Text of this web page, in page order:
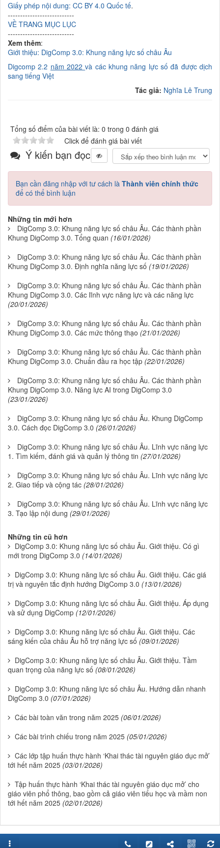
Giấy phép nội dung: CC BY 4.0 Quốc tế.
---------------------------
VỀ TRANG MỤC LỤC
---------------------------
Xem thêm:
Giới thiệu: DigComp 3.0: Khung năng lực số châu Âu
Digcomp 2.2 năm 2022và các khung năng lực số đã được dịch
sang tiếng Việt
Tác giả: Nghĩa Lê Trung
Tổng số điểm của bài viết là: 0 trong 0 đánh giá
Click để đánh giá bài viết
Ý kiến bạn đọc
Bạn cần đăng nhập với tư cách là Thành viên chính thức
để có thể bình luận
Những tin mới hơn
DigComp 3.0: Khung năng lực số châu Âu. Các thành phần
Khung DigComp 3.0. Tổng quan (16/01/2026)
DigComp 3.0: Khung năng lực số châu Âu. Các thành phần
Khung DigComp 3.0. Định nghĩa năng lực số (19/01/2026)
DigComp 3.0: Khung năng lực số châu Âu. Các thành phần
Khung DigComp 3.0. Các lĩnh vực năng lực và các năng lực
(20/01/2026)
DigComp 3.0: Khung năng lực số châu Âu. Các thành phần
Khung DigComp 3.0. Các mức thông thạo (21/01/2026)
DigComp 3.0: Khung năng lực số châu Âu. Các thành phần
Khung DigComp 3.0. Chuẩn đầu ra học tập (22/01/2026)
DigComp 3.0: Khung năng lực số châu Âu. Các thành phần
Khung DigComp 3.0. Năng lực AI trong DigComp 3.0
(23/01/2026)
DigComp 3.0: Khung năng lực số châu Âu. Khung DigComp
3.0. Cách đọc DigComp 3.0 (26/01/2026)
DigComp 3.0: Khung năng lực số châu Âu. Lĩnh vực năng lực
1. Tìm kiếm, đánh giá và quản lý thông tin (27/01/2026)
DigComp 3.0: Khung năng lực số châu Âu. Lĩnh vực năng lực
2. Giao tiếp và cộng tác (28/01/2026)
DigComp 3.0: Khung năng lực số châu Âu. Lĩnh vực năng lực
3. Tạo lập nội dung (29/01/2026)
Những tin cũ hơn
DigComp 3.0: Khung năng lực số châu Âu. Giới thiệu. Có gì
mới trong DigComp 3.0 (14/01/2026)
DigComp 3.0: Khung năng lực số châu Âu. Giới thiệu. Các giá
trị và nguyên tắc định hướng DigComp 3.0 (13/01/2026)
DigComp 3.0: Khung năng lực số châu Âu. Giới thiệu. Áp dụng
và sử dụng DigComp (12/01/2026)
DigComp 3.0: Khung năng lực số châu Âu. Giới thiệu. Các
sáng kiến của châu Âu hỗ trợ năng lực số (09/01/2026)
DigComp 3.0: Khung năng lực số châu Âu. Giới thiệu. Tầm
quan trọng của năng lực số (08/01/2026)
DigComp 3.0: Khung năng lực số châu Âu. Hướng dẫn nhanh
DigComp 3.0 (07/01/2026)
Các bài toàn văn trong năm 2025 (06/01/2026)
Các bài trình chiếu trong năm 2025 (05/01/2026)
Các lớp tập huấn thực hành ‘Khai thác tài nguyên giáo dục mở’
tới hết năm 2025 (03/01/2026)
Tập huấn thực hành ‘Khai thác tài nguyên giáo dục mở’ cho
giáo viên phổ thông, bao gồm cả giáo viên tiểu học và mầm non
tới hết năm 2025 (02/01/2026)